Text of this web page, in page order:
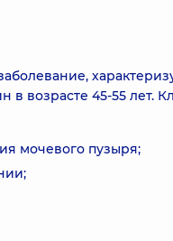
в возрасте 45-55 лет.
мочевого пузыря;